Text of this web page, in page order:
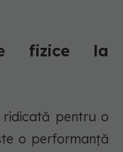
fizice la
ridicată pentru o
o performanță